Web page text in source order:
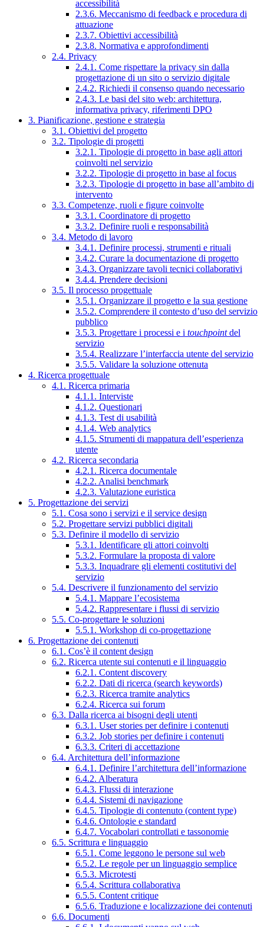
accessibilità
2.3.6. Meccanismo di feedback e procedura di
attuazione
2.3.7. Obiettivi accessibilità
2.3.8. Normativa e approfondimenti
2.4. Privacy
2.4.1. Come rispettare la privacy sin dalla
progettazione di un sito o servizio digitale
2.4.2. Richiedi il consenso quando necessario
2.4.3. Le basi del sito web: architettura,
informativa privacy, riferimenti DPO
3. Pianificazione, gestione e strategia
3.1. Obiettivi del progetto
3.2. Tipologie di progetti
3.2.1. Tipologie di progetto in base agli attori
coinvolti nel servizio
3.2.2. Tipologie di progetto in base al focus
3.2.3. Tipologie di progetto in base all’ambito di
intervento
3.3. Competenze, ruoli e figure coinvolte
3.3.1. Coordinatore di progetto
3.3.2. Definire ruoli e responsabilità
3.4. Metodo di lavoro
3.4.1. Definire processi, strumenti e rituali
3.4.2. Curare la documentazione di progetto
3.4.3. Organizzare tavoli tecnici collaborativi
3.4.4. Prendere decisioni
3.5. Il processo progettuale
3.5.1. Organizzare il progetto e la sua gestione
3.5.2. Comprendere il contesto d’uso del servizio
pubblico
3.5.3. Progettare i processi e i touchpointdel
servizio
3.5.4. Realizzare l’interfaccia utente del servizio
3.5.5. Validare la soluzione ottenuta
4. Ricerca progettuale
4.1. Ricerca primaria
4.1.1. Interviste
4.1.2. Questionari
4.1.3. Test di usabilità
4.1.4. Web analytics
4.1.5. Strumenti di mappatura dell’esperienza
utente
4.2. Ricerca secondaria
4.2.1. Ricerca documentale
4.2.2. Analisi benchmark
4.2.3. Valutazione euristica
5. Progettazione dei servizi
5.1. Cosa sono i servizi e il service design
5.2. Progettare servizi pubblici digitali
5.3. Definire il modello di servizio
5.3.1. Identificare gli attori coinvolti
5.3.2. Formulare la proposta di valore
5.3.3. Inquadrare gli elementi costitutivi del
servizio
5.4. Descrivere il funzionamento del servizio
5.4.1. Mappare l’ecosistema
5.4.2. Rappresentare i flussi di servizio
5.5. Co-progettare le soluzioni
5.5.1. Workshop di co-progettazione
6. Progettazione dei contenuti
6.1. Cos’è il content design
6.2. Ricerca utente sui contenuti e il linguaggio
6.2.1. Content discovery
6.2.2. Dati di ricerca (search keywords)
6.2.3. Ricerca tramite analytics
6.2.4. Ricerca sui forum
6.3. Dalla ricerca ai bisogni degli utenti
6.3.1. User stories per definire i contenuti
6.3.2. Job stories per definire i contenuti
6.3.3. Criteri di accettazione
6.4. Architettura dell’informazione
6.4.1. Definire l’architettura dell’informazione
6.4.2. Alberatura
6.4.3. Flussi di interazione
6.4.4. Sistemi di navigazione
6.4.5. Tipologie di contenuto (content type)
6.4.6. Ontologie e standard
6.4.7. Vocabolari controllati e tassonomie
6.5. Scrittura e linguaggio
6.5.1. Come leggono le persone sul web
6.5.2. Le regole per un linguaggio semplice
6.5.3. Microtesti
6.5.4. Scrittura collaborativa
6.5.5. Content critique
6.5.6. Traduzione e localizzazione dei contenuti
6.6. Documenti